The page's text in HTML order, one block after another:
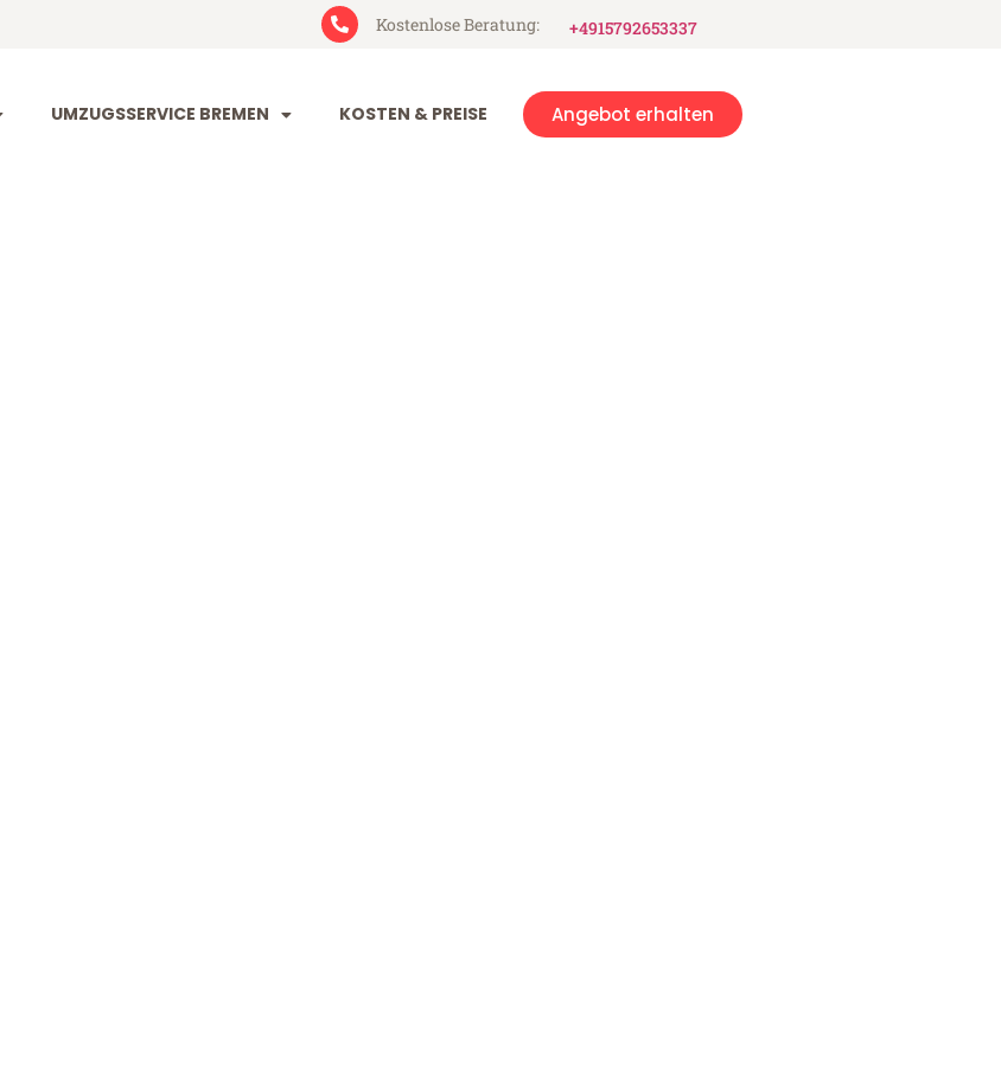
Kostenlose Beratung: +4915792653337
UMZUGSSERVICE BREMEN KOSTEN & PREISE Angebot erhalten